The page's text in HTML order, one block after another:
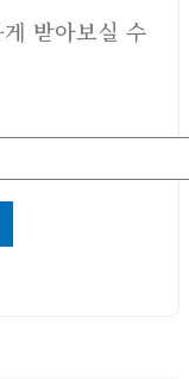
받아보실 수